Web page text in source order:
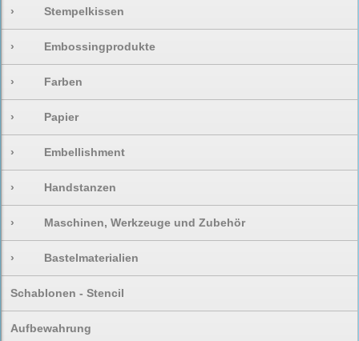
› Stempelkissen
› Embossingprodukte
› Farben
› Papier
› Embellishment
› Handstanzen
› Maschinen, Werkzeuge und Zubehör
› Bastelmaterialien
Schablonen - Stencil
Aufbewahrung